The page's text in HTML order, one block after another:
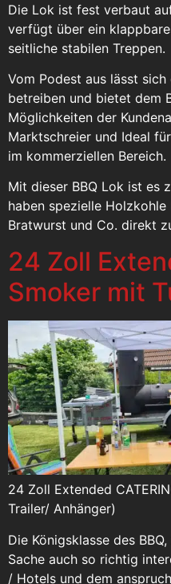
Die Lok ist fest verbaut
verfügt über ein
seitliche stabilen Treppen.
Vom Podest aus lässt
betreiben und bietet dem
Möglichkeiten der
Marktschreier und Ideal
im kommerziellen Bereich.
Mit dieser BBQ Lok ist es
haben spezielle
Bratwurst und Co. direkt
24 Zoll
Smoker mit
24 Zoll Extended
Trailer/ Anhänger)
Die Königsklasse des
Sache auch so richtig
/ Hotels und dem